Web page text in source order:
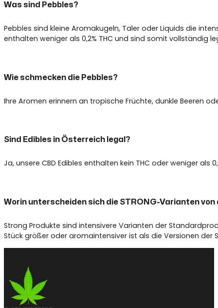
Was sind Pebbles?
Pebbles sind kleine Aromakugeln, Taler oder Liquids die
enthalten weniger als 0,2% THC und sind somit vollständig
Wie schmecken die Pebbles?
Ihre Aromen erinnern an tropische Früchte, dunkle Beeren
Sind Edibles in Österreich legal?
Ja, unsere CBD Edibles enthalten kein THC oder weniger
Worin unterscheiden sich die STRONG-Varianten von
Strong Produkte sind intensivere Varianten der
Stück größer oder aromaintensiver ist als die Versionen der